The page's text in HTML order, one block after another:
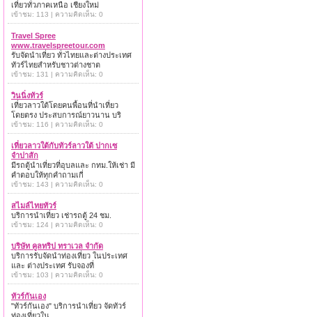
เที่ยวทั่วภาคเหนือ เชียงใหม่
เข้าชม: 113 | ความคิดเห็น: 0
Travel Spree
www.travelspreetour.com
รับจัดนำเที่ยว ทั่วไทยและต่างประเทศ
ทัวร์ไทยสำหรับชาวต่างชาต
เข้าชม: 131 | ความคิดเห็น: 0
วินนิ่งทัวร์
เที่ยวลาวใต้โดยคนพื้อนที่นำเที่ยว
โดยตรง ประสบการณ์ยาวนาน บริ
เข้าชม: 116 | ความคิดเห็น: 0
เที่ยวลาวใต้กับทัวร์ลาวใต้ ปากเซ
จำปาสัก
มีรถตู้นำเที่ยวที่อุบลและ กทม.ให้เช่า มี
คำตอบให้ทุกคำถามเกี่
เข้าชม: 143 | ความคิดเห็น: 0
สไมล์ไทยทัวร์
บริการนำเที่ยว เช่ารถตู้ 24 ชม.
เข้าชม: 124 | ความคิดเห็น: 0
บริษัท คูลทริป ทราเวล จำกัด
บริการรับจัดนำท่องเที่ยว ในประเทศ
และ ต่างประเทศ รับจองที่
เข้าชม: 103 | ความคิดเห็น: 0
ทัวร์กันเอง
"ทัวร์กันเอง" บริการนำเที่ยว จัดทัวร์